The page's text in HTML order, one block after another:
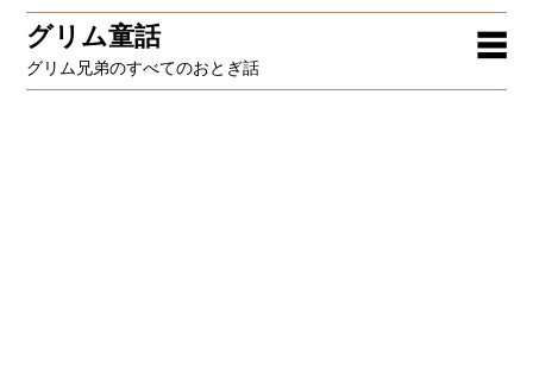
☰
グリム童話
グリム兄弟のすべてのおとぎ話